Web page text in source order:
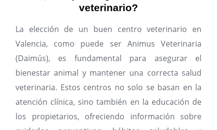
veterinario?
La elección de un buen centro veterinario en
Valencia, como puede ser Animus Veterinaria
(Daimús), es fundamental para asegurar el
bienestar animal y mantener una correcta salud
veterinaria. Estos centros no solo se basan en la
atención clínica, sino también en la educación de
los propietarios, ofreciendo información sobre